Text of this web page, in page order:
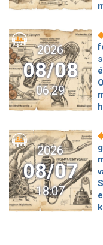
2026
08/08
06:29
2026
08/07
18:07